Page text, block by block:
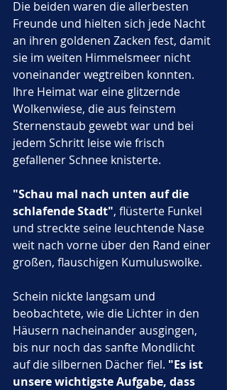
Die beiden waren die allerbesten
Freunde und hielten sich jede Nacht
an ihren goldenen Zacken fest, damit
sie im weiten Himmelsmeer nicht
voneinander wegtreiben konnten.
Ihre Heimat war eine glitzernde
Wolkenwiese, die aus feinstem
Sternenstaub gewebt war und bei
jedem Schritt leise wie frisch
gefallener Schnee knisterte.
"Schau mal nach unten auf die
schlafende Stadt", flüsterte Funkel
und streckte seine leuchtende Nase
weit nach vorne über den Rand einer
großen, flauschigen Kumuluswolke.
Schein nickte langsam und
beobachtete, wie die Lichter in den
Häusern nacheinander ausgingen,
bis nur noch das sanfte Mondlicht
auf die silbernen Dächer fiel. "Es ist
unsere wichtigste Aufgabe, dass